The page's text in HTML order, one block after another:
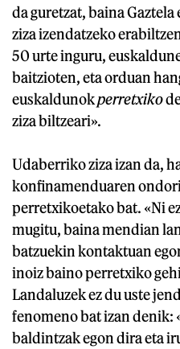
da guretzat, baina
ziza izendatzeko
50 urte inguru,
baitzioten, eta orduan
euskaldunokperretxiko
ziza biltzeari».
Udaberriko ziza izan da,
konfinamenduaren
perretxikoetako bat. «Ni
mugitu, baina mendian
batzuekin kontaktuan
inoiz baino perretxiko
Landaluzek ez du uste
fenomeno bat izan denik:
baldintzak egon dira eta